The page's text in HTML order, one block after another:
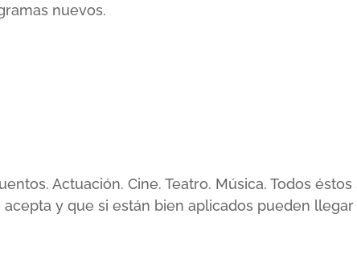
nuevos.
Actuación. Cine. Teatro. Música. Todos
y que si están bien aplicados pueden